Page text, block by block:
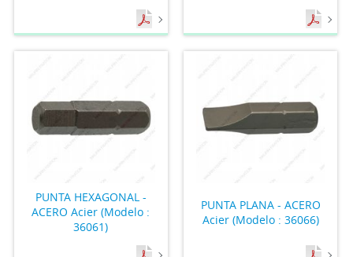
PUNTA HEXAGONAL -
ACERO Acier (Modelo :
36061)
PUNTA PLANA - ACERO
Acier (Modelo : 36066)